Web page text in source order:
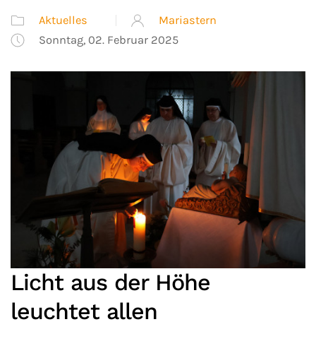
Aktuelles
Mariastern
Sonntag, 02. Februar 2025
Licht aus der Höhe
leuchtet allen